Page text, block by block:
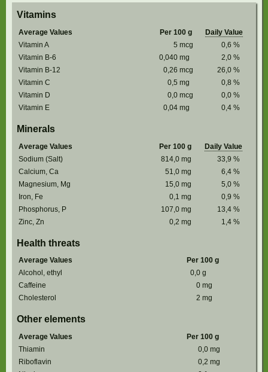
Vitamins
Average Values Per 100 g
Daily Value
Vitamin A
5 mcg 0,6 %
Vitamin B-6
0,040 mg 2,0 %
Vitamin B-12
0,26 mcg 26,0 %
Vitamin C
0,5 mg 0,8 %
Vitamin D
0,0 mcg 0,0 %
Vitamin E
0,04 mg 0,4 %
Minerals
Average Values Per 100 g
Daily Value
Sodium (Salt)
814,0 mg 33,9 %
Calcium, Ca
51,0 mg 6,4 %
Magnesium, Mg
15,0 mg 5,0 %
Iron, Fe
0,1 mg 0,9 %
Phosphorus, P
107,0 mg 13,4 %
Zinc, Zn
0,2 mg 1,4 %
Health threats
Average Values
Per 100 g
Alcohol, ethyl
0,0 g
Caffeine
0 mg
Cholesterol
2 mg
Other elements
Average Values
Per 100 g
Thiamin
0,0 mg
Riboflavin
0,2 mg